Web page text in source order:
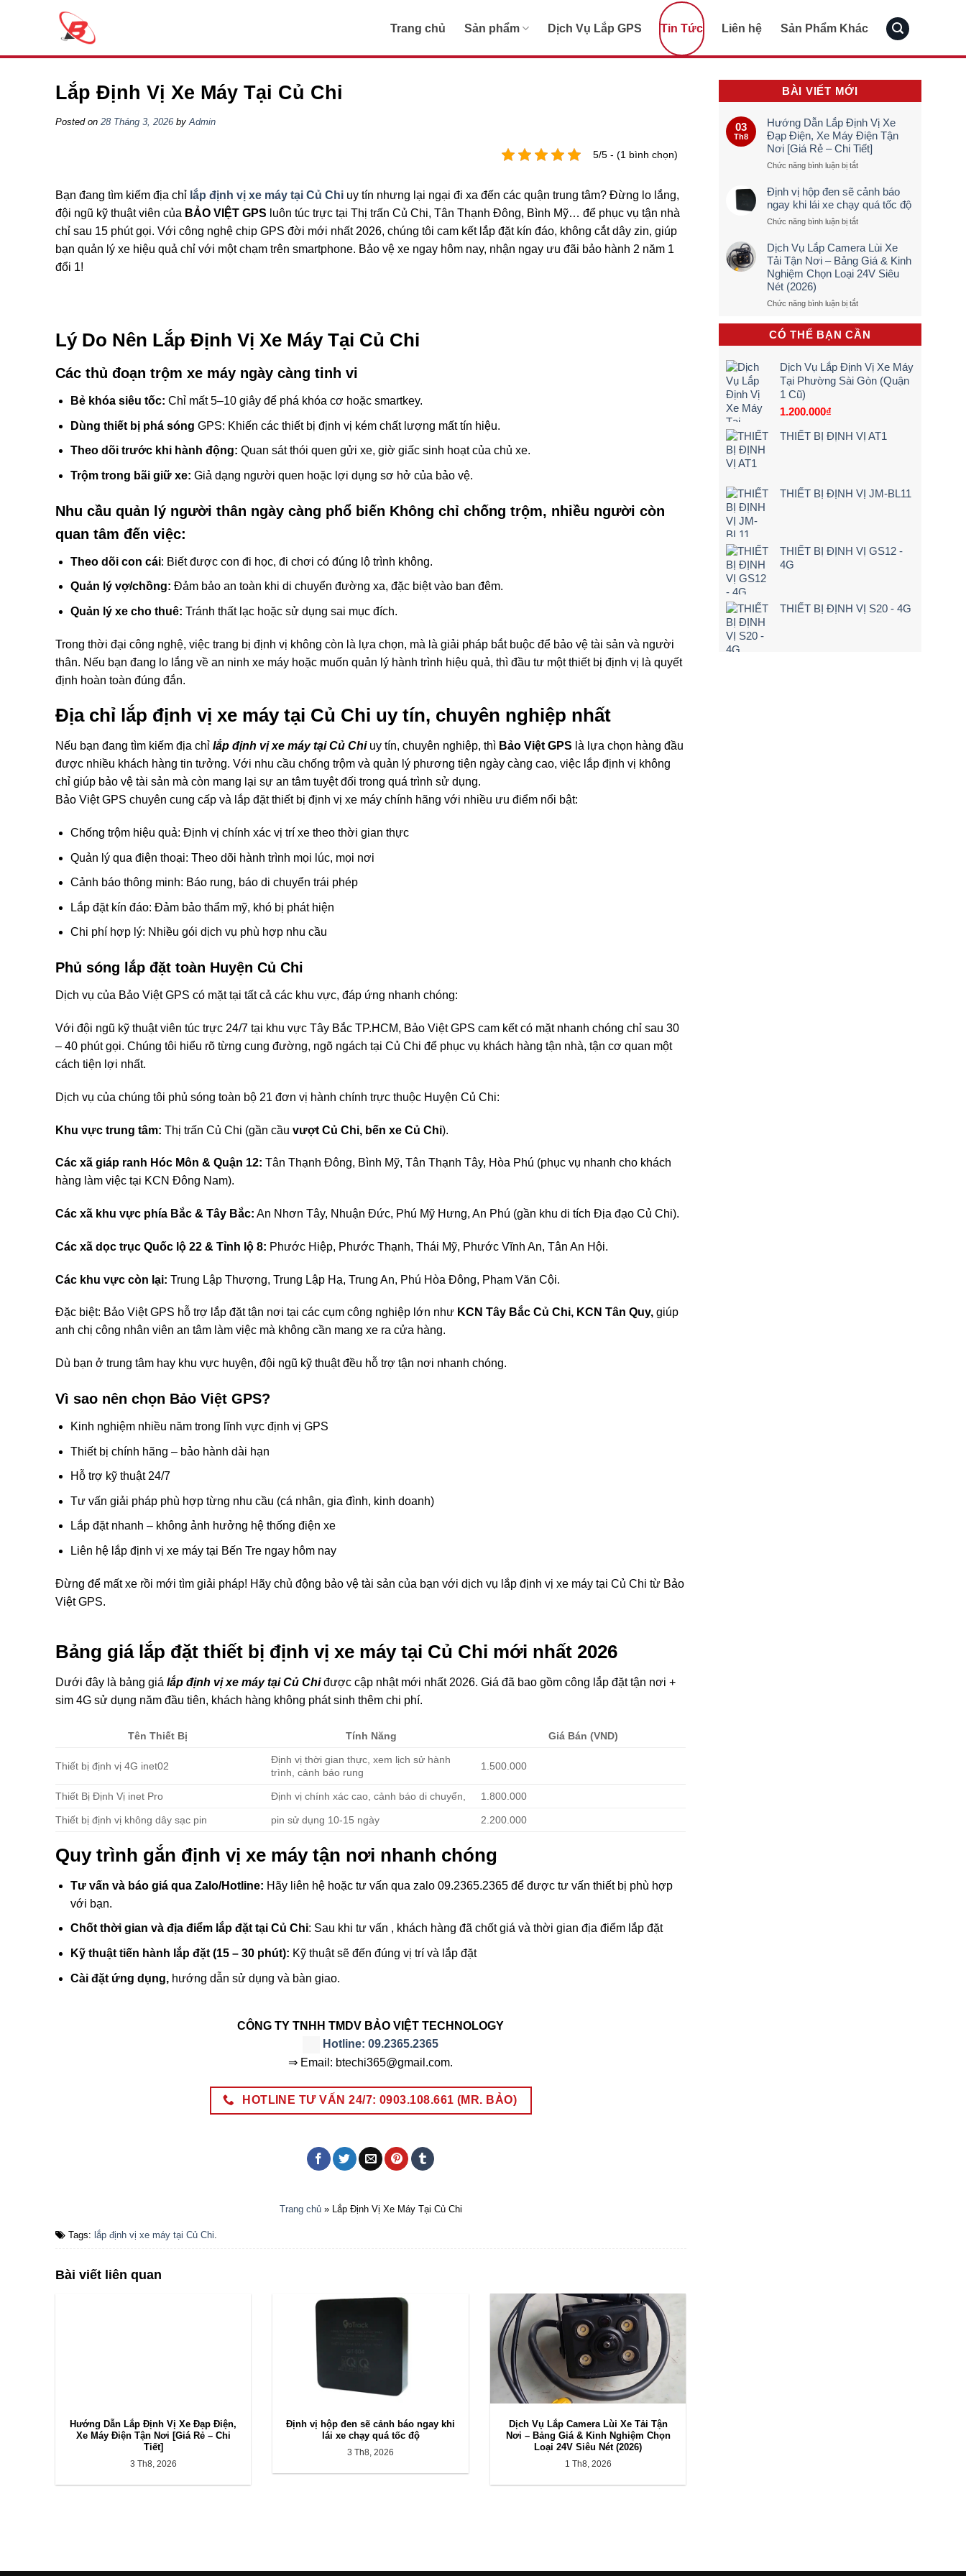
Trang chủ Sản phẩm Dịch Vụ Lắp GPS Tin Tức Liên hệ Sản Phẩm Khác
Lắp Định Vị Xe Máy Tại Củ Chi
Posted on 28 Tháng 3, 2026 by Admin
5/5 - (1 bình chọn)
Bạn đang tìm kiếm địa chỉ lắp định vị xe máy tại Củ Chi uy tín nhưng lại ngại đi xa đến các quận trung tâm? Đừng lo lắng,
đội ngũ kỹ thuật viên của BẢO VIỆT GPS luôn túc trực tại Thị trấn Củ Chi, Tân Thạnh Đông, Bình Mỹ… để phục vụ tận nhà
chỉ sau 15 phút gọi. Với công nghệ chip GPS đời mới nhất 2026, chúng tôi cam kết lắp đặt kín đáo, không cắt dây zin, giúp
bạn quản lý xe hiệu quả chỉ với một chạm trên smartphone. Bảo vệ xe ngay hôm nay, nhận ngay ưu đãi bảo hành 2 năm 1
đổi 1!
Lý Do Nên Lắp Định Vị Xe Máy Tại Củ Chi
Các thủ đoạn trộm xe máy ngày càng tinh vi
Bẻ khóa siêu tốc: Chỉ mất 5–10 giây để phá khóa cơ hoặc smartkey.
Dùng thiết bị phá sóng GPS: Khiến các thiết bị định vị kém chất lượng mất tín hiệu.
Theo dõi trước khi hành động: Quan sát thói quen gửi xe, giờ giấc sinh hoạt của chủ xe.
Trộm trong bãi giữ xe: Giả dạng người quen hoặc lợi dụng sơ hở của bảo vệ.
Nhu cầu quản lý người thân ngày càng phổ biến Không chỉ chống trộm, nhiều người còn
quan tâm đến việc:
Theo dõi con cái: Biết được con đi học, đi chơi có đúng lộ trình không.
Quản lý vợ/chồng: Đảm bảo an toàn khi di chuyển đường xa, đặc biệt vào ban đêm.
Quản lý xe cho thuê: Tránh thất lạc hoặc sử dụng sai mục đích.
Trong thời đại công nghệ, việc trang bị định vị không còn là lựa chọn, mà là giải pháp bắt buộc để bảo vệ tài sản và người
thân. Nếu bạn đang lo lắng về an ninh xe máy hoặc muốn quản lý hành trình hiệu quả, thì đầu tư một thiết bị định vị là quyết
định hoàn toàn đúng đắn.
Địa chỉ lắp định vị xe máy tại Củ Chi uy tín, chuyên nghiệp nhất
Nếu bạn đang tìm kiếm địa chỉ lắp định vị xe máy tại Củ Chiuy tín, chuyên nghiệp, thì Bảo Việt GPS là lựa chọn hàng đầu
được nhiều khách hàng tin tưởng. Với nhu cầu chống trộm và quản lý phương tiện ngày càng cao, việc lắp định vị không
chỉ giúp bảo vệ tài sản mà còn mang lại sự an tâm tuyệt đối trong quá trình sử dụng.
Bảo Việt GPS chuyên cung cấp và lắp đặt thiết bị định vị xe máy chính hãng với nhiều ưu điểm nổi bật:
Chống trộm hiệu quả: Định vị chính xác vị trí xe theo thời gian thực
Quản lý qua điện thoại: Theo dõi hành trình mọi lúc, mọi nơi
Cảnh báo thông minh: Báo rung, báo di chuyển trái phép
Lắp đặt kín đáo: Đảm bảo thẩm mỹ, khó bị phát hiện
Chi phí hợp lý: Nhiều gói dịch vụ phù hợp nhu cầu
Phủ sóng lắp đặt toàn Huyện Củ Chi
Dịch vụ của Bảo Việt GPS có mặt tại tất cả các khu vực, đáp ứng nhanh chóng:
Với đội ngũ kỹ thuật viên túc trực 24/7 tại khu vực Tây Bắc TP.HCM, Bảo Việt GPS cam kết có mặt nhanh chóng chỉ sau 30
– 40 phút gọi. Chúng tôi hiểu rõ từng cung đường, ngõ ngách tại Củ Chi để phục vụ khách hàng tận nhà, tận cơ quan một
cách tiện lợi nhất.
Dịch vụ của chúng tôi phủ sóng toàn bộ 21 đơn vị hành chính trực thuộc Huyện Củ Chi:
Khu vực trung tâm: Thị trấn Củ Chi (gần cầu vượt Củ Chi, bến xe Củ Chi).
Các xã giáp ranh Hóc Môn & Quận 12: Tân Thạnh Đông, Bình Mỹ, Tân Thạnh Tây, Hòa Phú (phục vụ nhanh cho khách
hàng làm việc tại KCN Đông Nam).
Các xã khu vực phía Bắc & Tây Bắc: An Nhơn Tây, Nhuận Đức, Phú Mỹ Hưng, An Phú (gần khu di tích Địa đạo Củ Chi).
Các xã dọc trục Quốc lộ 22 & Tỉnh lộ 8: Phước Hiệp, Phước Thạnh, Thái Mỹ, Phước Vĩnh An, Tân An Hội.
Các khu vực còn lại: Trung Lập Thượng, Trung Lập Hạ, Trung An, Phú Hòa Đông, Phạm Văn Cội.
Đặc biệt: Bảo Việt GPS hỗ trợ lắp đặt tận nơi tại các cụm công nghiệp lớn như KCN Tây Bắc Củ Chi, KCN Tân Quy, giúp
anh chị công nhân viên an tâm làm việc mà không cần mang xe ra cửa hàng.
Dù bạn ở trung tâm hay khu vực huyện, đội ngũ kỹ thuật đều hỗ trợ tận nơi nhanh chóng.
Vì sao nên chọn Bảo Việt GPS?
Kinh nghiệm nhiều năm trong lĩnh vực định vị GPS
Thiết bị chính hãng – bảo hành dài hạn
Hỗ trợ kỹ thuật 24/7
Tư vấn giải pháp phù hợp từng nhu cầu (cá nhân, gia đình, kinh doanh)
Lắp đặt nhanh – không ảnh hưởng hệ thống điện xe
Liên hệ lắp định vị xe máy tại Bến Tre ngay hôm nay
Đừng để mất xe rồi mới tìm giải pháp! Hãy chủ động bảo vệ tài sản của bạn với dịch vụ lắp định vị xe máy tại Củ Chi từ Bảo
Việt GPS.
Bảng giá lắp đặt thiết bị định vị xe máy tại Củ Chi mới nhất 2026
Dưới đây là bảng giá lắp định vị xe máy tại Củ Chiđược cập nhật mới nhất 2026. Giá đã bao gồm công lắp đặt tận nơi +
sim 4G sử dụng năm đầu tiên, khách hàng không phát sinh thêm chi phí.
Tên Thiết Bị Tính Năng Giá Bán (VND)
Thiết bị định vị 4G inet02
Định vị thời gian thực, xem lịch sử hành
trình, cảnh báo rung
1.500.000
Thiết Bị Định Vị inet Pro Định vị chính xác cao, cảnh báo di chuyển, 1.800.000
Thiết bị định vị không dây sạc pin pin sử dụng 10-15 ngày 2.200.000
Quy trình gắn định vị xe máy tận nơi nhanh chóng
Tư vấn và báo giá qua Zalo/Hotline: Hãy liên hệ hoặc tư vấn qua zalo 09.2365.2365 để được tư vấn thiết bị phù hợp
với bạn.
Chốt thời gian và địa điểm lắp đặt tại Củ Chi: Sau khi tư vấn , khách hàng đã chốt giá và thời gian địa điểm lắp đặt
Kỹ thuật tiến hành lắp đặt (15 – 30 phút): Kỹ thuật sẽ đến đúng vị trí và lắp đặt
Cài đặt ứng dụng,hướng dẫn sử dụng và bàn giao.
CÔNG TY TNHH TMDV BẢO VIỆT TECHNOLOGY
Hotline: 09.2365.2365
⇒ Email: btechi365@gmail.com.
HOTLINE TƯ VẤN 24/7: 0903.108.661 (MR. BẢO)
Trang chủ» Lắp Định Vị Xe Máy Tại Củ Chi
Tags: lắp định vị xe máy tại Củ Chi.
Bài viết liên quan
Hướng Dẫn Lắp Định Vị Xe Đạp Điện,
Xe Máy Điện Tận Nơi [Giá Rẻ – Chi
Tiết]
3 Th8, 2026
Định vị hộp đen sẽ cảnh báo ngay khi
lái xe chạy quá tốc độ
3 Th8, 2026
Dịch Vụ Lắp Camera Lùi Xe Tải Tận
Nơi – Bảng Giá & Kinh Nghiệm Chọn
Loại 24V Siêu Nét (2026)
1 Th8, 2026
BÀI VIẾT MỚI
03
Th8
Hướng Dẫn Lắp Định Vị Xe
Đạp Điện, Xe Máy Điện Tận
Nơi [Giá Rẻ – Chi Tiết]
Chức năng bình luận bị tắtở
Dẫn
Định
Vị
Đạp
Điện,
Xe
Máy
Tận
[Giá
Rẻ
–
Tiết]
Định vị hộp đen sẽ cảnh báo
ngay khi lái xe chạy quá tốc độ
Chức năng bình luận bị tắtở
hộp
đen
sẽ
báo
khi
lái
xe
quá
tốc
Dịch Vụ Lắp Camera Lùi Xe
Tải Tận Nơi – Bảng Giá & Kinh
Nghiệm Chọn Loại 24V Siêu
Nét (2026)
Chức năng bình luận bị tắtở
Vụ
Lắp
Camera
Xe
Tải
Giá
Loại
CÓ THỂ BẠN CẦN
Dịch Vụ Lắp Định Vị Xe Máy
Tại Phường Sài Gòn (Quận
1 Cũ)
1.200.000₫
THIẾT BỊ ĐỊNH VỊ AT1
THIẾT BỊ ĐỊNH VỊ JM-BL11
THIẾT BỊ ĐỊNH VỊ GS12 -
4G
THIẾT BỊ ĐỊNH VỊ S20 - 4G